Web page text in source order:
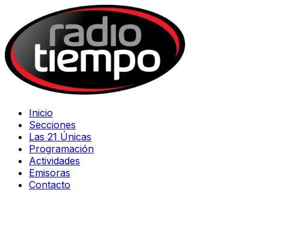
Inicio
Secciones
Las 21 Únicas
Programación
Actividades
Emisoras
Contacto